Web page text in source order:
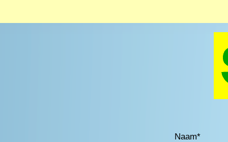
Naam*